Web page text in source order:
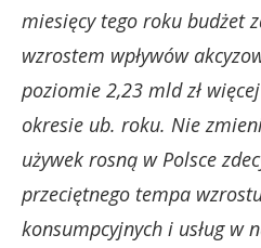
miesięcy tego roku budżet
wzrostem wpływów
poziomie 2,23 mld zł
okresie ub. roku. Nie
używek rosną w Polsce
przeciętnego tempa
konsumpcyjnych i usług w